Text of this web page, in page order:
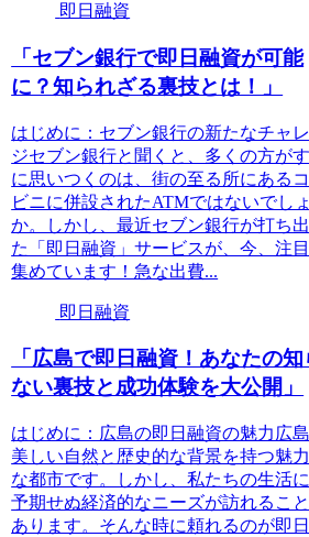
即日融資
「セブン銀行で即日融資が可能
に？知られざる裏技とは！」
はじめに：セブン銀行の新たなチャ
ジセブン銀行と聞くと、多くの方が
に思いつくのは、街の至る所にある
ビニに併設されたATMではないでし
か。しかし、最近セブン銀行が打ち
た「即日融資」サービスが、今、注
集めています！急な出費...
即日融資
「広島で即日融資！あなたの知
ない裏技と成功体験を大公開」
はじめに：広島の即日融資の魅力広
美しい自然と歴史的な背景を持つ魅
な都市です。しかし、私たちの生活
予期せぬ経済的なニーズが訪れるこ
あります。そんな時に頼れるのが即